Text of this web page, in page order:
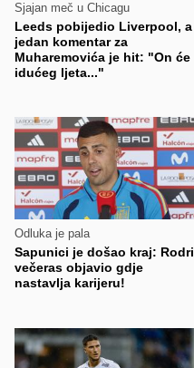
Sjajan meč u Chicagu
Leeds pobijedio Liverpool, a
jedan komentar za
Muharemovića je hit: "On će
idućeg ljeta..."
Odluka je pala
Sapunici je došao kraj: Rodri
večeras objavio gdje
nastavlja karijeru!